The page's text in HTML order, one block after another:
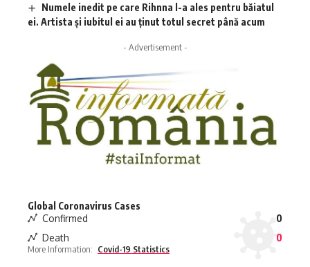
Numele inedit pe care Rihnna l-a ales pentru băiatul
ei. Artista și iubitul ei au ținut totul secret până acum
- Advertisement -
Global Coronavirus Cases
Confirmed
0
Death
0
More Information: Covid-19 Statistics